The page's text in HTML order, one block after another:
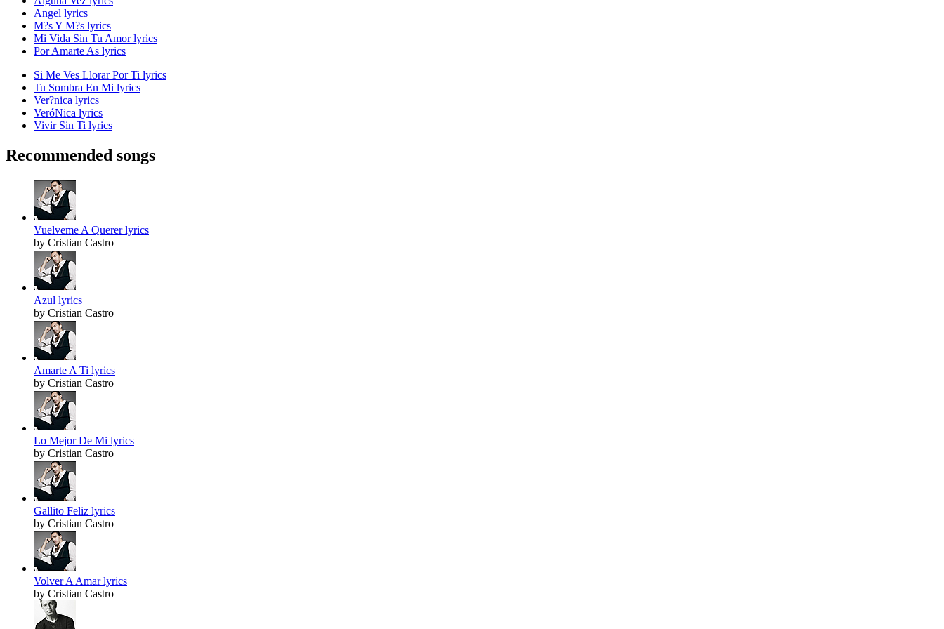
Angel lyrics
M?s Y M?s lyrics
Mi Vida Sin Tu Amor lyrics
Por Amarte As lyrics
Si Me Ves Llorar Por Ti lyrics
Tu Sombra En Mi lyrics
Ver?nica lyrics
VeróNica lyrics
Vivir Sin Ti lyrics
Recommended songs
Vuelveme A Querer lyrics
by Cristian Castro
Azul lyrics
by Cristian Castro
Amarte A Ti lyrics
by Cristian Castro
Lo Mejor De Mi lyrics
by Cristian Castro
Gallito Feliz lyrics
by Cristian Castro
Volver A Amar lyrics
by Cristian Castro